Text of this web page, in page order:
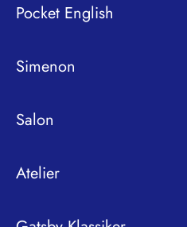
Pocket English
Simenon
Salon
Atelier